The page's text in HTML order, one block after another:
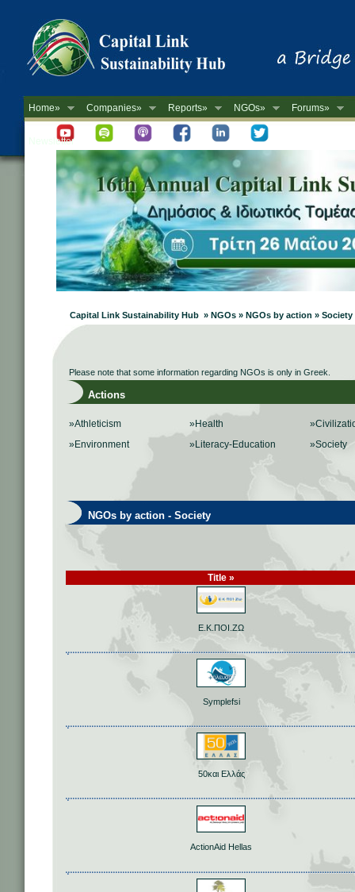
Home» Companies» Reports» NGOs» Forums»
Newsletter
Capital Link Sustainability Hub » NGOs » NGOs by action » Society
Please note that some information regarding NGOs is only in Greek.
Actions
»Athleticism
»Environment
»Health
»Literacy-Education
»Society
NGOs by action - Society
Title »
Ε.Κ.ΠΟΙ.ΖΩ
Symplefsi
50και Ελλάς
ActionAid Hellas